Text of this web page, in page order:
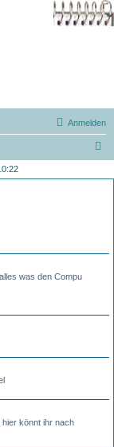
Anmelden
was den Compu
könnt ihr nach